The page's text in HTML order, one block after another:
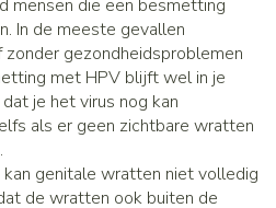
mensen die een besmetting
In de meeste gevallen
gezondheidsproblemen
met HPV blijft wel in je
je het virus nog kan
als er geen zichtbare wratten
kan genitale wratten niet volledig
de wratten ook buiten de